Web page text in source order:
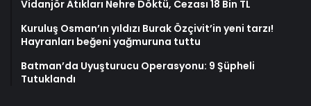
Vidanjör Atıkları Nehre Döktü, Cezası 18 Bin TL
Kuruluş Osman’ın yıldızı Burak Özçivit’in yeni tarzı!
Hayranları beğeni yağmuruna tuttu
Batman’da Uyuşturucu Operasyonu: 9 Şüpheli
Tutuklandı